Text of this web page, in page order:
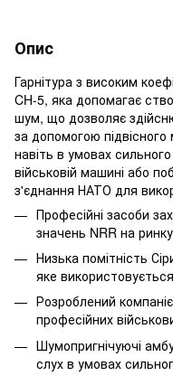
Опис
Гарнітура з високим
CH-5, яка допомагає
шум, що дозволяє
за допомогою
навіть в умовах
військовій машині або
з'єднання НАТО для
Професійні засоби
значень NRR на
Низька помітність
яке
Розроблений
професійних
Шумопригнічуючі
слух в умовах